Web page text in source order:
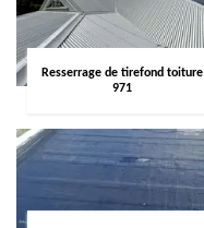
Resserrage de tirefond toiture
971